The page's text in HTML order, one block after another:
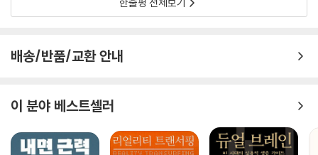
배송/반품/교환 안내
이 분야 베스트셀러